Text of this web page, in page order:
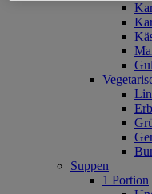
Suppen
1 Portion